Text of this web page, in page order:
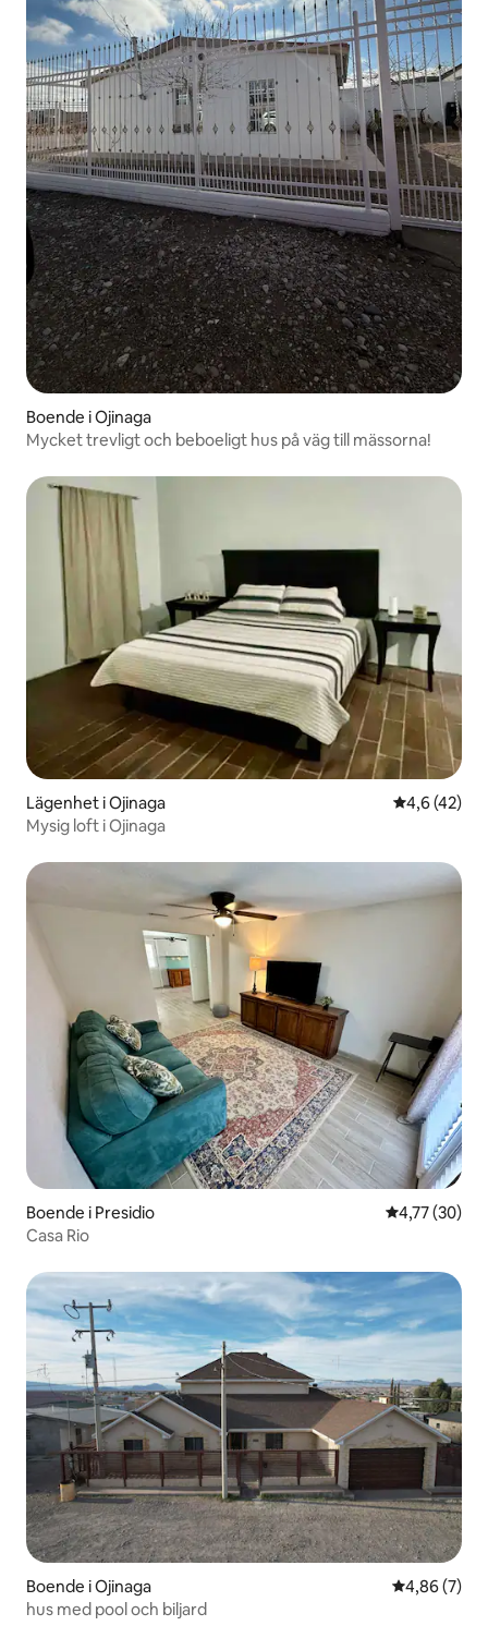
Boende i Ojinaga
Mycket trevligt och beboeligt hus på väg till mässorna!
Lägenhet i Ojinaga 4,6 av 5 i
4,6 (42)
Mysig loft i Ojinaga
Boende i Presidio 4,77 av 5 i
4,77 (30)
Casa Rio
Boende i Ojinaga 4,86 av 5 i
4,86 (7)
hus med pool och biljard